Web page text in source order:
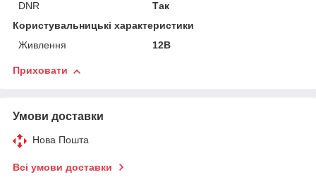
DNR
Так
Користувальницькі характеристики
Живлення
12В
Приховати
Умови доставки
Нова Пошта
Всі умови доставки